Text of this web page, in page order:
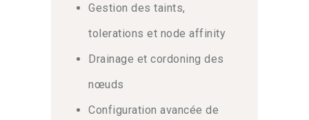
la configuration avancée de kubelet. Par
conséquent, visitez notre catalogue
parcours. De plus, n’hésitez pas à
contacterpour toute demande
Gestion des taints,
tolerations et node affinity
Drainage et cordoning des
nœuds
Configuration avancée de